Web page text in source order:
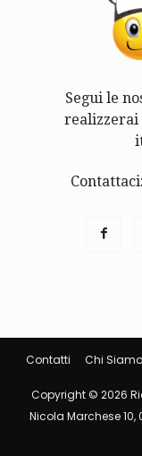
Segui le
Contattaci:
Contatti Chi Siamo
Copyright © 2026
Nicola Marchese 10,